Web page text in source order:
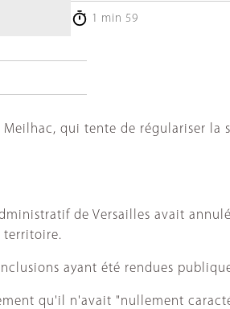
1 min 59
qui tente de régulariser la
de Versailles avait
territoire.
ayant été rendues
qu'il n'avait "nullement